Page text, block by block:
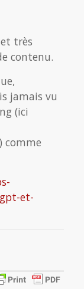
très
contenu.
jamais vu
(ici
comme
et-